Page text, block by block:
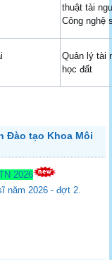
thuật tài
Công nghệ
Quản lý tài
học đất
Đào tạo Khoa Môi
2026
năm 2026 - đợt 2.